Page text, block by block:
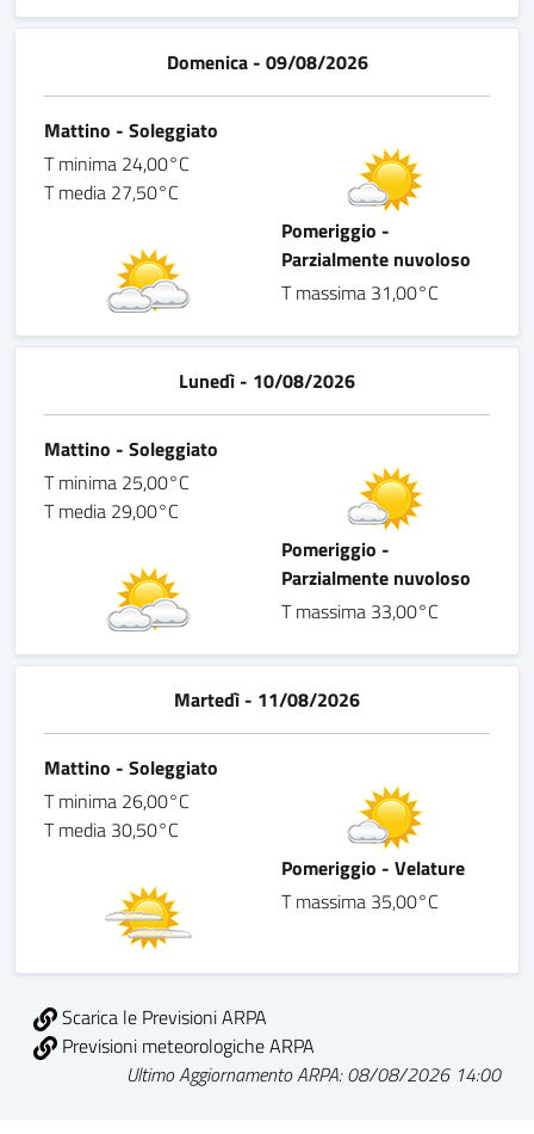
Domenica - 09/08/2026
Mattino - Soleggiato
T minima 24,00°C
T media 27,50°C
Pomeriggio -
Parzialmente nuvoloso
T massima 31,00°C
Lunedì - 10/08/2026
Mattino - Soleggiato
T minima 25,00°C
T media 29,00°C
Pomeriggio -
Parzialmente nuvoloso
T massima 33,00°C
Martedì - 11/08/2026
Mattino - Soleggiato
T minima 26,00°C
T media 30,50°C
Pomeriggio - Velature
T massima 35,00°C
Scarica le Previsioni ARPA
Previsioni meteorologiche ARPA
Ultimo Aggiornamento ARPA: 08/08/2026 14:00